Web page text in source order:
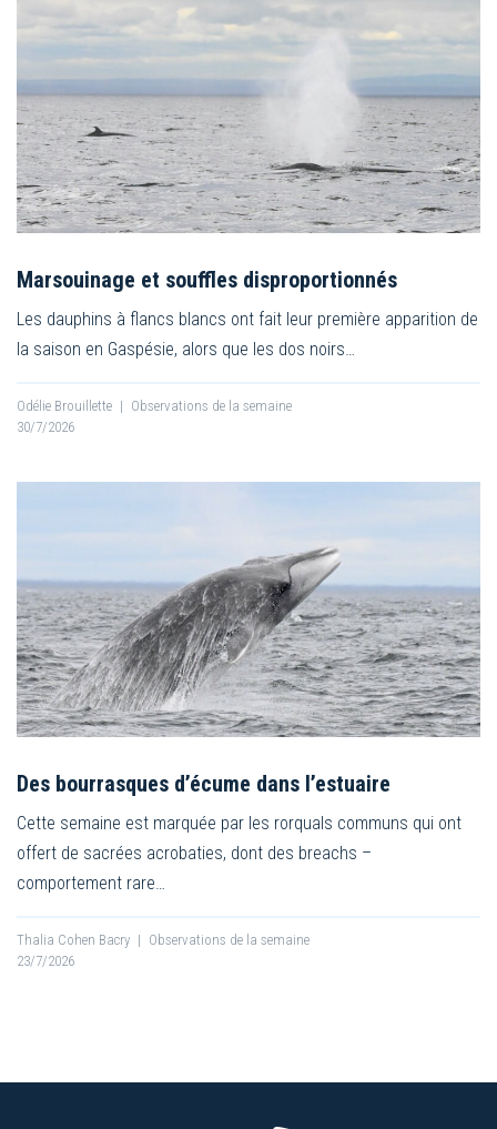
Marsouinage et souffles disproportionnés
Les dauphins à flancs blancs ont fait leur première apparition de
la saison en Gaspésie, alors que les dos noirs…
Odélie Brouillette | Observations de la semaine
30/7/2026
Des bourrasques d’écume dans l’estuaire
Cette semaine est marquée par les rorquals communs qui ont
offert de sacrées acrobaties, dont des breachs –
comportement rare…
Thalia Cohen Bacry | Observations de la semaine
23/7/2026